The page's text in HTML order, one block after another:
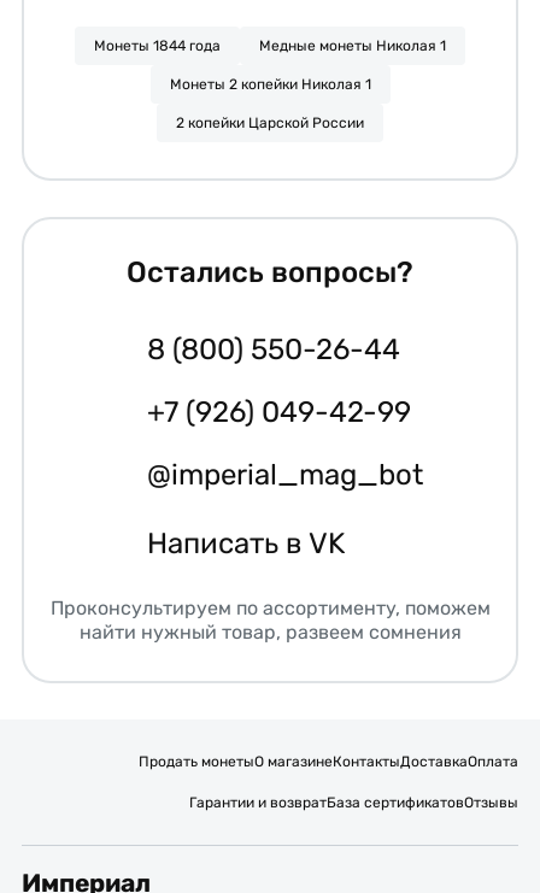
Монеты 1844 года Медные монеты Николая 1
Монеты 2 копейки Николая 1
2 копейки Царской России
Остались вопросы?
8 (800) 550-26-44
+7 (926) 049-42-99
@imperial_mag_bot
Написать в VK
Проконсультируем по ассортименту, поможем
найти нужный товар, развеем сомнения
Продать монетыО магазинеКонтактыДоставкаОплата
Гарантии и возвратБаза сертификатовОтзывы
Империал